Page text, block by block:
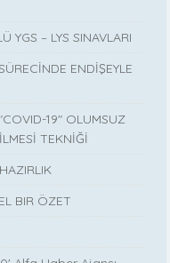
YGS – LYS SINAVLARI
ENDİŞEYLE
19" OLUMSUZ
TEKNİĞİ
BIR ÖZET